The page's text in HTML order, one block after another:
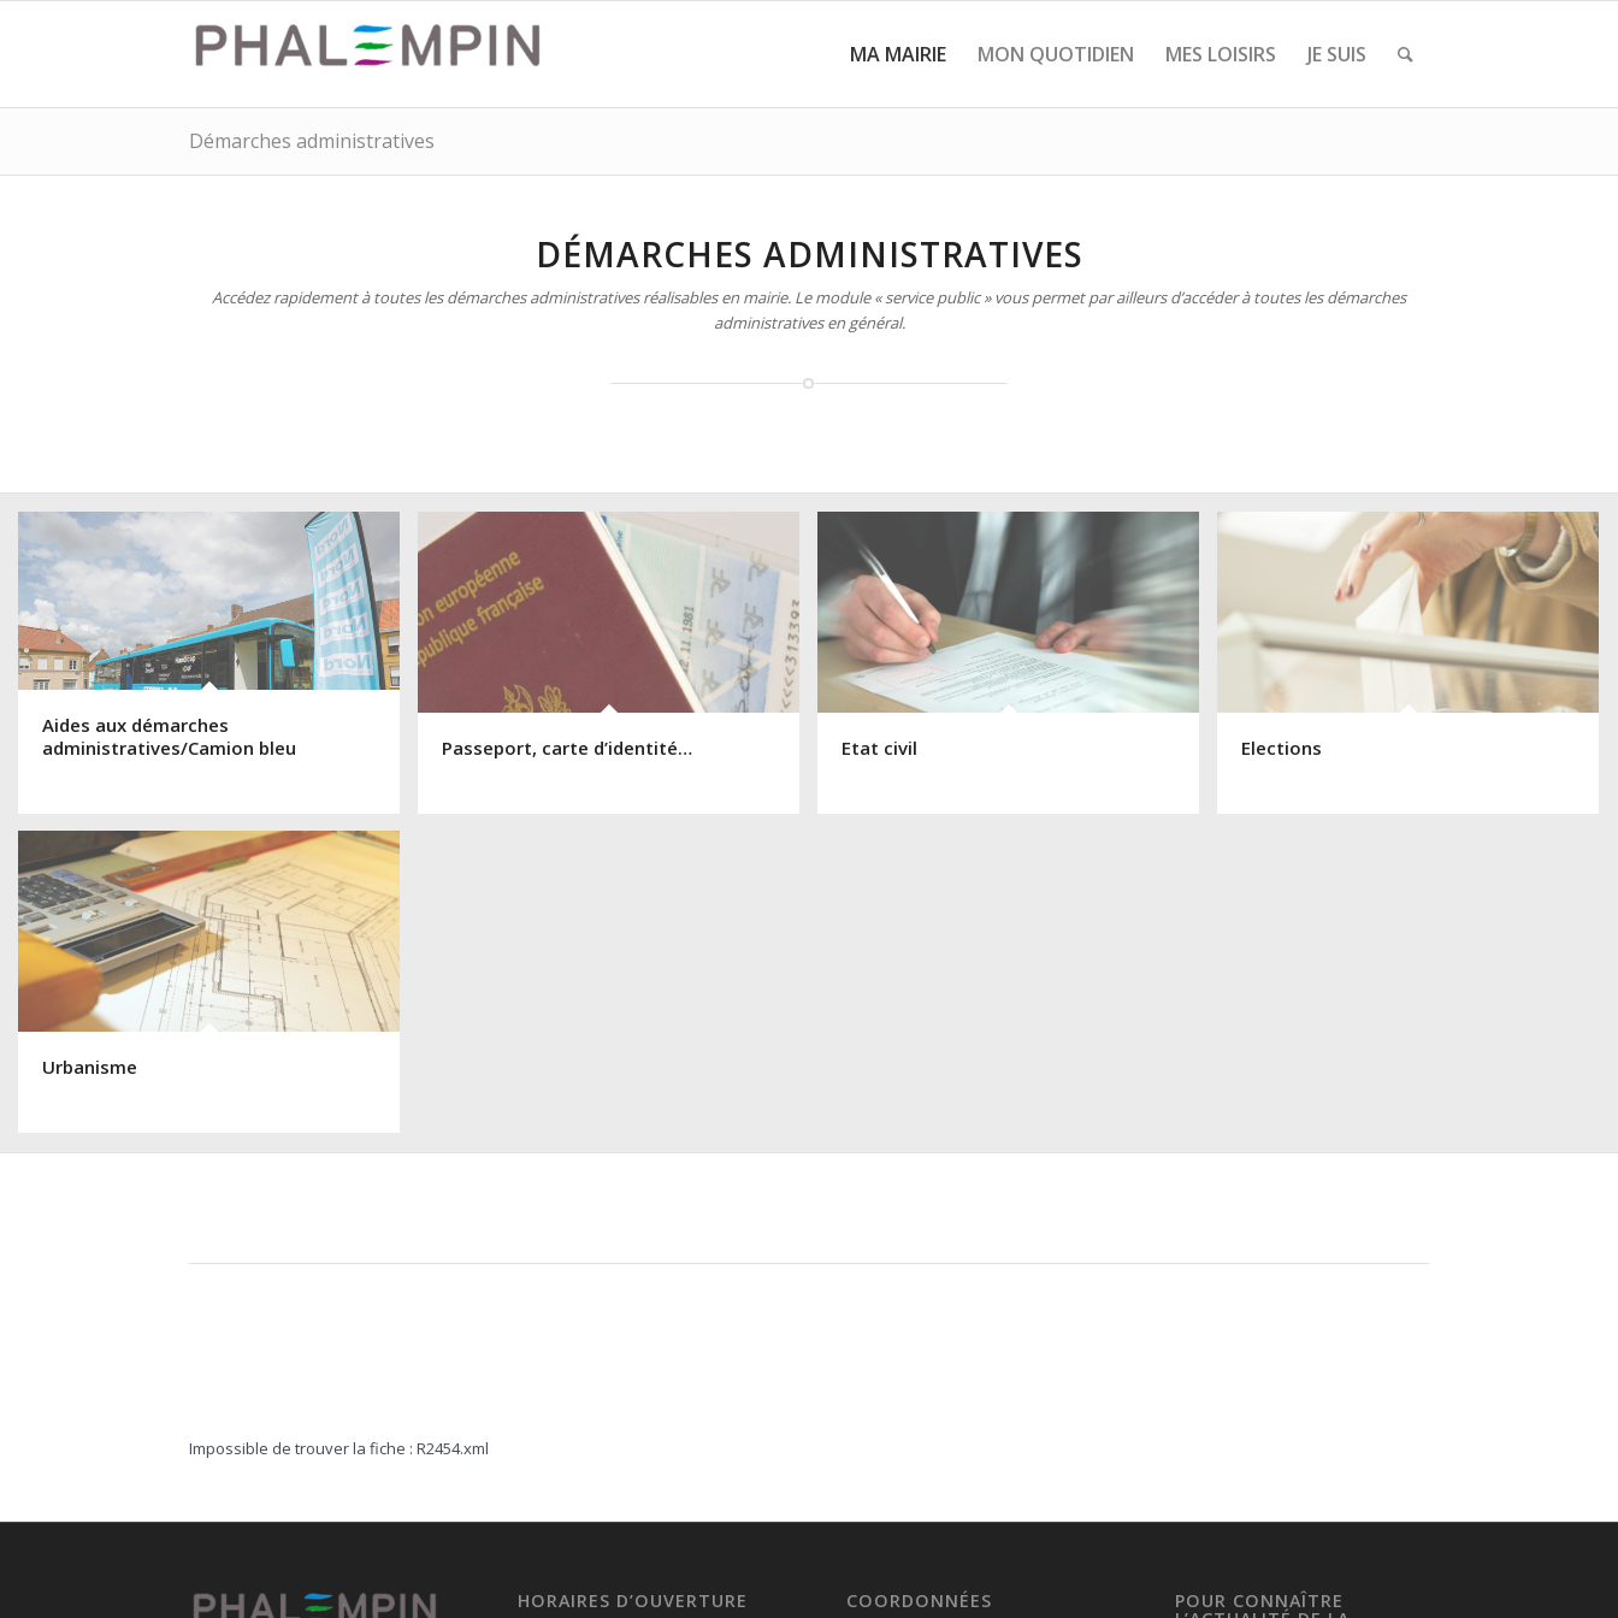
MA MAIRIE MON QUOTIDIEN MES LOISIRS JE SUIS
Démarches administratives
DÉMARCHES ADMINISTRATIVES
Accédez rapidement à toutes les démarches administratives réalisables en mairie. Le module « service public » vous permet par ailleurs d’accéder à toutes les démarches
administratives en général.
Aides aux démarches
administratives/Camion bleu
Passeport, carte d’identité… Etat civil Elections
Urbanisme
Impossible de trouver la fiche : R2454.xml
HORAIRES D’OUVERTURE COORDONNÉES POUR CONNAÎTRE